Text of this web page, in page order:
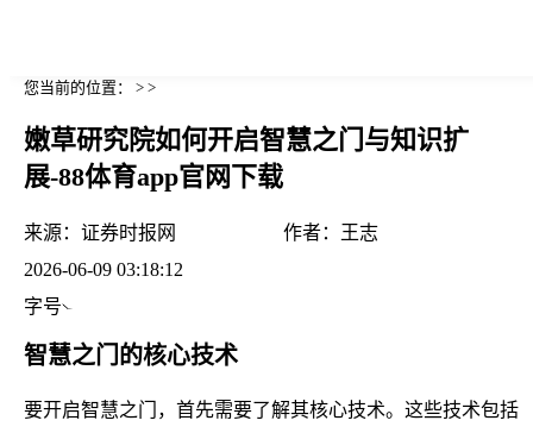
您当前的位置： > >
嫩草研究院如何开启智慧之门与知识扩
展-88体育app官网下载
来源： 证券时报网 作者：
王志
2026-06-09 03:18:12
字号
智慧之门的核心技术
要开启智慧之门，首先需要了解其核心技术。这些技术包括